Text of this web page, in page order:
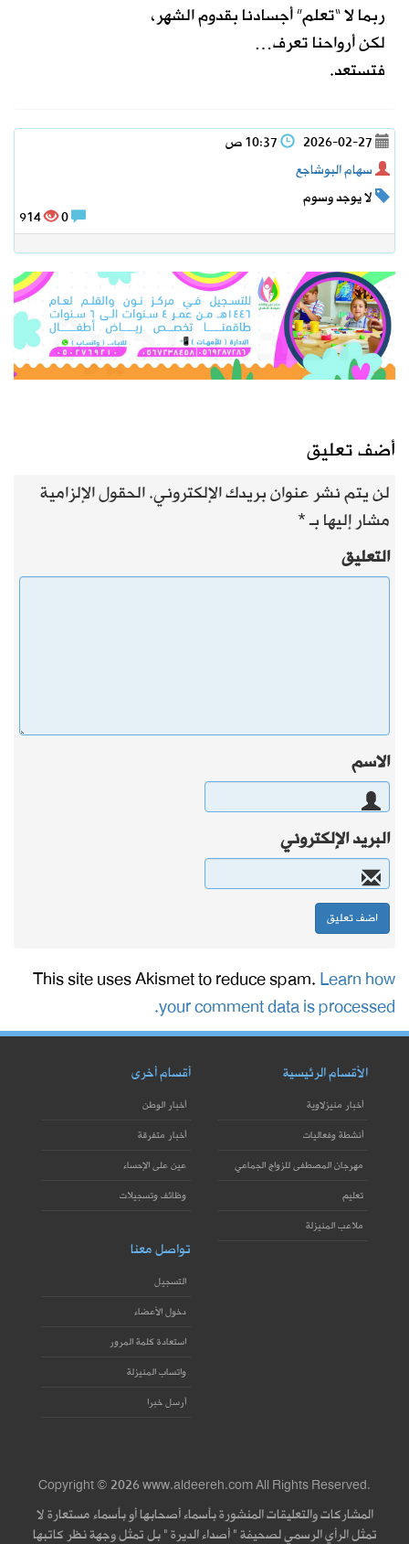
ربما لا “تعلم” أجسادنا بقدوم الشهر،
لكن أرواحنا تعرف…
فتستعد.
2026-02-27
سهام البوشاجع
لا يوجد وسوم
914
أضف تعليق
لن يتم نشر عنوان بريدك الإلكتروني.الحقول الإلزامية
مشار إليها بـ*
التعليق
الاسم
البريد الإلكتروني
This site uses Akismet to reduce spam.Learn how
your comment data is processed.
الأقسام الرئيسية
أخبار منيزلاوية
أنشطة وفعاليات
مهرجان المصطفى للزواج الجماعي
تعليم
ملاعب المنيزلة
أقسام أخرى
أخبار الوطن
أخبار متفرقة
عين على الإحساء
وظائف وتسجيلات
تواصل معنا
التسجيل
دخول الأعضاء
استعادة كلمة المرور
واتساب المنيزلة
أرسل خبرا
Copyright © 2026 www.aldeereh.com All Rights Reserved.
المشاركات والتعليقات المنشورة بأسماء أصحابها أو بأسماء مستعارة لا
تمثل الرأي الرسمي لصحيفة " أصداء الديرة " بل تمثل وجهة نظر كاتبها